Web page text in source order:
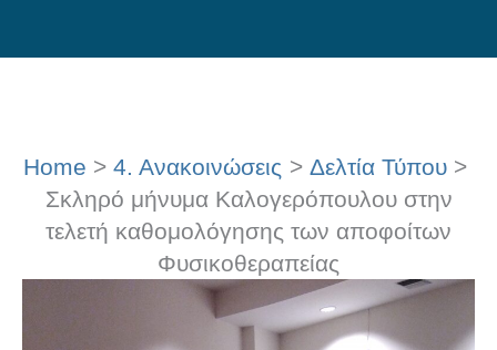
to
Home 4. Ανακοινώσεις
Δελτία Τύπου
Σκληρό μήνυμα Καλογερόπουλου στην
τελετή καθομολόγησης των αποφοίτων
Φυσικοθεραπείας